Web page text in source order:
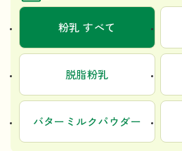
粉乳 すべて
脱脂粉乳
バターミルクパウダー